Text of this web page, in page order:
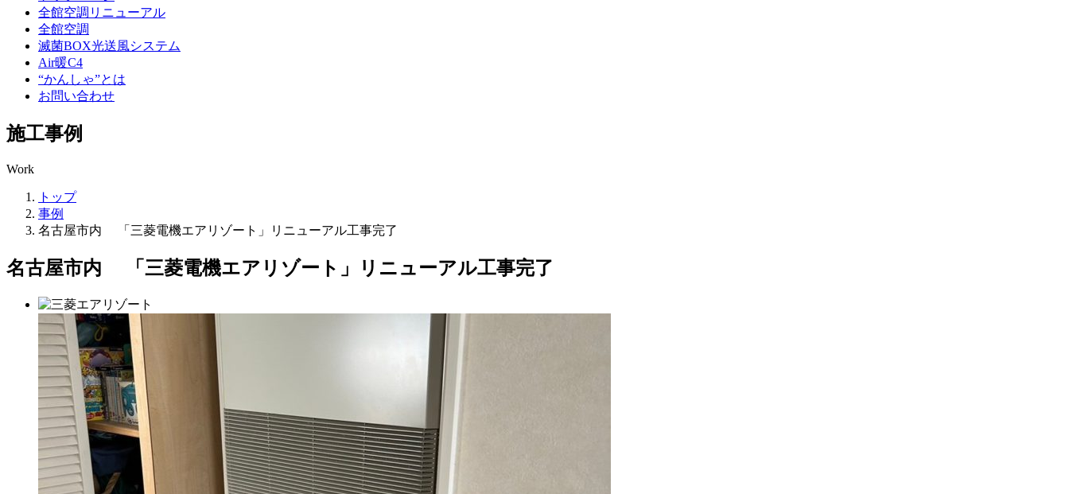
全館空調リニューアル
全館空調
滅菌BOX光送風システム
Air暖C4
“かんしゃ”とは
お問い合わせ
施工事例
Work
トップ
事例
名古屋市内 「三菱電機エアリゾート」リニューアル工事完了
名古屋市内 「三菱電機エアリゾート」リニューアル工事完了